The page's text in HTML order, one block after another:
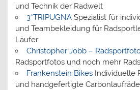
und Technik der Radwelt
3*TRIPUGNASpezialist für
und Teambekleidung für
Läufer
Christopher Jobb –
Radsportfotos und noch mehr
Frankenstein BikesIndividuelle
und handgefertigte